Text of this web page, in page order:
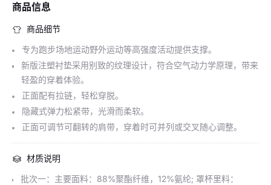
商品信息
商品细节
专为跑步场地运动野外运动等高强度活动提供支撑。
新版注塑衬垫采用别致的纹理设计，符合空气动力学原理，带来
轻盈的穿着体验。
正面配有拉链，轻松穿脱。
隐藏式弹力松紧带，光滑而柔软。
正面可调节可翻转的肩带，穿着时可并列或交叉随心调整。
材质说明
批次一：主要面料：88%聚酯纤维，12%氨纶; 罩杯里料：